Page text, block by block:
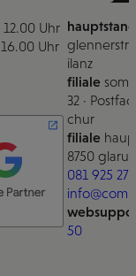
Uhr
Uhr
ilanz
filiale
32 ·
chur
filiale
8750 glarus
081 925 27
50